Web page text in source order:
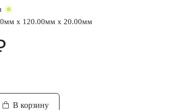
x 120.00мм x 20.00мм
В корзину